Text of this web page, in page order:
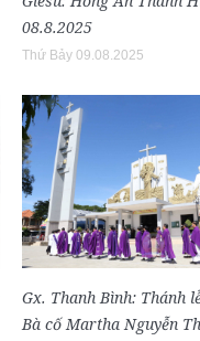
08.8.2025
Thứ Bảy 09.08.2025
Gx. Thanh Bình: Thánh
Bà cố Martha Nguyễn